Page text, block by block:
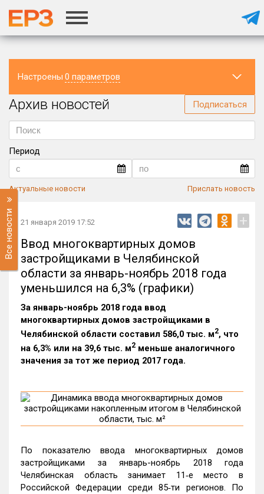
Настроены 0 параметров
Регион
Архив новостей Подписаться
Период
Актуальные новости Прислать новость
Все новости 21 января 2019 17:52 +
Ввод многоквартирных домов
застройщиками в Челябинской
области за январь-ноябрь 2018 года
уменьшился на 6,3% (графики)
За январь-ноябрь 2018 года ввод
многоквартирных домов застройщиками в
Челябинской области составил 586,0 тыс. м2, что
на 6,3% или на 39,6 тыс. м2 меньше аналогичного
значения за тот же период 2017 года.
По показателю ввода многоквартирных домов
застройщиками за январь-ноябрь 2018 года
Челябинская область занимает 11‑е место в
Российской Федерации среди 85‑ти регионов. По